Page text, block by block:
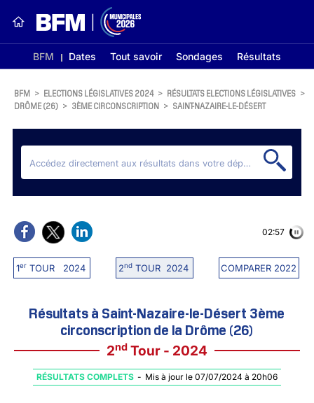
BFM Dates Tout savoir Sondages Résultats
BFM > ELECTIONS LÉGISLATIVES 2024 > RÉSULTATS ELECTIONS LÉGISLATIVES >
DRÔME (26) > 3ÈME CIRCONSCRIPTION > SAINT-NAZAIRE-LE-DÉSERT
1erTOUR 2024 2ndTOUR 2024 COMPARER 2022
02:56
Résultats à Saint-Nazaire-le-Désert 3ème
circonscription de la Drôme (26)
2nd Tour - 2024
RÉSULTATS COMPLETS - Mis à jour le 07/07/2024 à 20h06